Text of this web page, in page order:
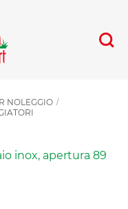
Cerca
NOLEGGIO
inox, apertura 89